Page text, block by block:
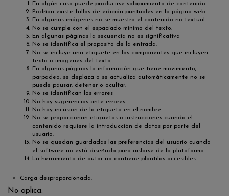
En algún caso puede producirse solapamiento de contenido
Podrían existir fallos de edición puntuales en la página web.
En algunas imágenes no se muestra el contenido no textual
No se cumple con el espaciado mínimo del texto.
En algunas páginas la secuencia no es significativa
No se identifica el proposito de la entrada.
No se incluye una etiquete en los componentes que incluyen
texto o imagenes del texto.
En algunas páginas la información que tiene movimiento,
parpadeo, se deplaza o se actualiza automáticamente no se
puede pausar, detener o ocultar.
No se identifican los errores
No hay sugerencias ante errores
No hay incusion de la etiqueta en el nombre
No se proporcionan etiquetas o instrucciones cuando el
contenido requiere la introducción de datos por parte del
usuario.
No se quedan guardadas las preferencias del usuario cuando
el software no está diseñado para aislarse de la plataforma.
La herramienta de autor no contiene plantilas accesibles
Carga desproporcionada:
No aplica.